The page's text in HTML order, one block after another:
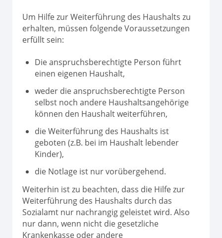
Um Hilfe zur Weiterführung des Haushalts zu
erhalten, müssen folgende Voraussetzungen
erfüllt sein:
Die anspruchsberechtigte Person führt
einen eigenen Haushalt,
weder die anspruchsberechtigte Person
selbst noch andere Haushaltsangehörige
können den Haushalt weiterführen,
die Weiterführung des Haushalts ist
geboten (z.B. bei im Haushalt lebender
Kinder),
die Notlage ist nur vorübergehend.
Weiterhin ist zu beachten, dass die Hilfe zur
Weiterführung des Haushalts durch das
Sozialamt nur nachrangig geleistet wird. Also
nur dann, wenn nicht die gesetzliche
Krankenkasse oder andere